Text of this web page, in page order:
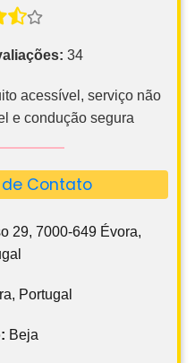
34
acessível, serviço não
e condução segura
Contato
29, 7000-649 Évora,
Portugal
Beja